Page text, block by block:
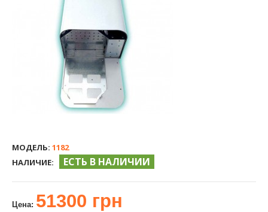
МОДЕЛЬ: 1182
НАЛИЧИЕ:
ЕСТЬ В НАЛИЧИИ
Цена: 51300 грн